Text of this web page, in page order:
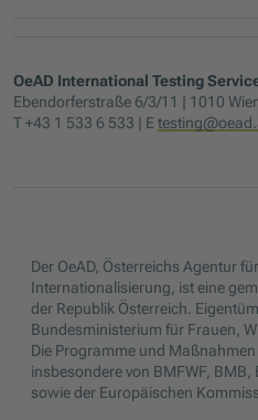
OeAD International Testing
Ebendorferstraße 6/3/11 | 1010
T +43 1 533 6 533 | E
Der OeAD, Österreichs Agentur
Internationalisierung, ist eine
der Republik Österreich.
Bundesministerium für Frauen,
Die Programme und Maßnahmen
insbesondere von BMFWF, BMB,
sowie der Europäischen